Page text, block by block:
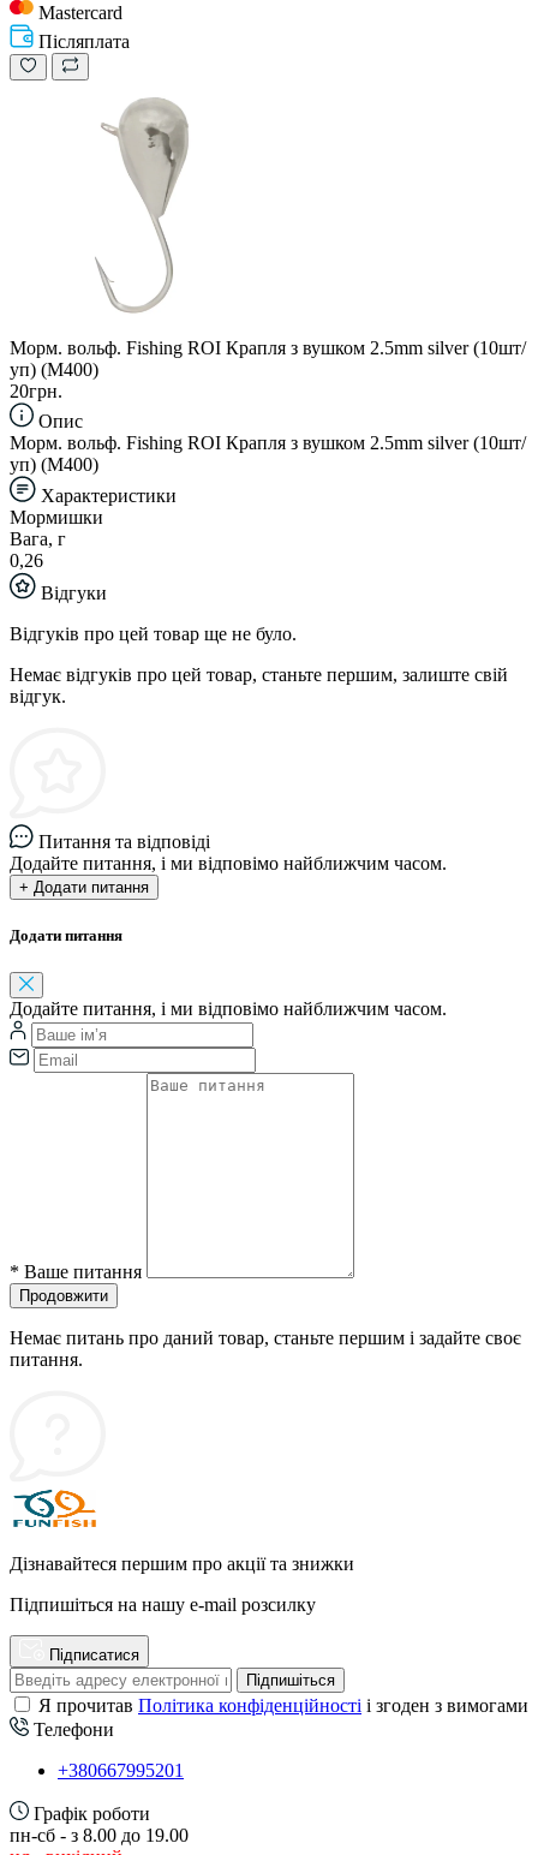
Mastercard
Післяплата
Морм. вольф. Fishing ROI Крапля з вушком 2.5mm silver (10шт/
уп) (M400)
20грн.
Опис
Морм. вольф. Fishing ROI Крапля з вушком 2.5mm silver (10шт/
уп) (M400)
Характеристики
Мормишки
Вага, г
0,26
Відгуки
Відгуків про цей товар ще не було.
Немає відгуків про цей товар, станьте першим, залиште свій
відгук.
Питання та відповіді
Додайте питання, і ми відповімо найближчим часом.
+ Додати питання
Додати питання
Додайте питання, і ми відповімо найближчим часом.
* Ваше питання
Продовжити
Немає питань про даний товар, станьте першим і задайте своє
питання.
Дізнавайтеся першим про акції та знижки
Підпишіться на нашу e-mail розсилку
Підписатися
Підпишіться
Я прочитав Політика конфіденційності і згоден з вимогами
Телефони
+380667995201
Графік роботи
пн-сб - з 8.00 до 19.00